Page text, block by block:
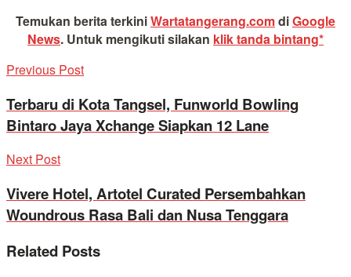
Temukan berita terkiniWartatangerang.comdiGoogle
News. Untuk mengikuti silakan klik tanda bintang*
Previous Post
Terbaru di Kota Tangsel, Funworld Bowling
Bintaro Jaya Xchange Siapkan 12 Lane
Next Post
Vivere Hotel, Artotel Curated Persembahkan
Woundrous Rasa Bali dan Nusa Tenggara
Related Posts